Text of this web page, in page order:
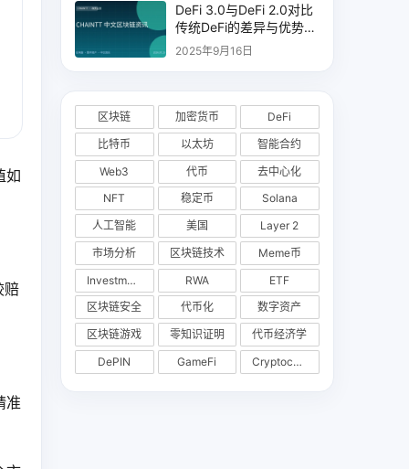
如
赔
准
DeFi 3.0与DeFi 2.0对比
传统DeFi的差异与优势分
析
2025年9月16日
区块链 加密货币
DeFi
比特币
以太坊
智能合约
Web3
代币
去中心化
NFT
稳定币
Solana
人工智能
美国
Layer 2
市场分析
区块链技术
Meme币
Investments
RWA
ETF
区块链安全
代币化
数字资产
区块链游戏
零知识证明
代币经济学
DePIN
GameFi Cryptocurrency Exchange